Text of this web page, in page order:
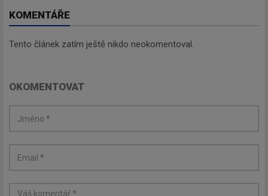
KOMENTÁŘE
Tento článek zatím ještě nikdo neokomentoval.
OKOMENTOVAT